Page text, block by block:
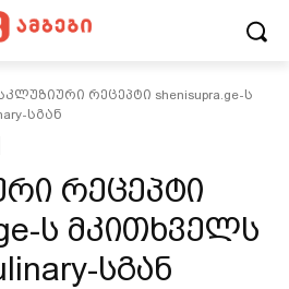
რეცეპტი shenisupra.ge-ს
სგან
რეცეპტი
ს მკითხველს
სგან